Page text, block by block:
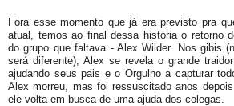
Fora esse momento que já era previsto pra
atual, temos ao final dessa história o retorno
do grupo que faltava - Alex Wilder. Nos gibis
será diferente), Alex se revela o grande
ajudando seus pais e o Orgulho a capturar
Alex morreu, mas foi ressuscitado anos
ele volta em busca de uma ajuda dos colegas.